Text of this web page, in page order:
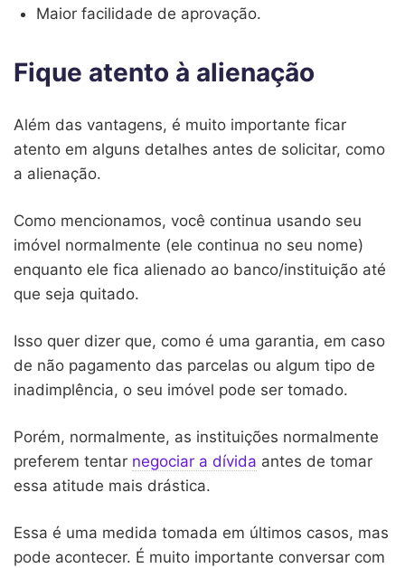
Maior facilidade de aprovação.
Fique atento à alienação
Além das vantagens, é muito importante ficar
atento em alguns detalhes antes de solicitar, como
a alienação.
Como mencionamos, você continua usando seu
imóvel normalmente (ele continua no seu nome)
enquanto ele fica alienado ao banco/instituição até
que seja quitado.
Isso quer dizer que, como é uma garantia, em caso
de não pagamento das parcelas ou algum tipo de
inadimplência, o seu imóvel pode ser tomado.
Porém, normalmente, as instituições normalmente
preferem tentar negociar a dívida antes de tomar
essa atitude mais drástica.
Essa é uma medida tomada em últimos casos, mas
pode acontecer. É muito importante conversar com